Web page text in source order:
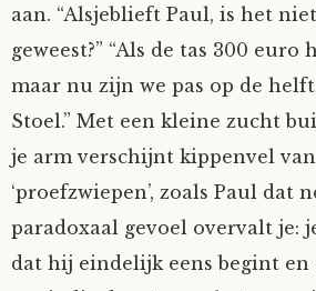
Nyncke
Rozemarijn
Spelican
Stefan
aan. “Alsjeblieft Paul, is het
geweest?” “Als de tas 300 euro
maar nu zijn we pas op de
Stoel.” Met een kleine zucht
je arm verschijnt kippenvel
‘proefzwiepen’, zoals Paul dat
paradoxaal gevoel overvalt je:
dat hij eindelijk eens begint en